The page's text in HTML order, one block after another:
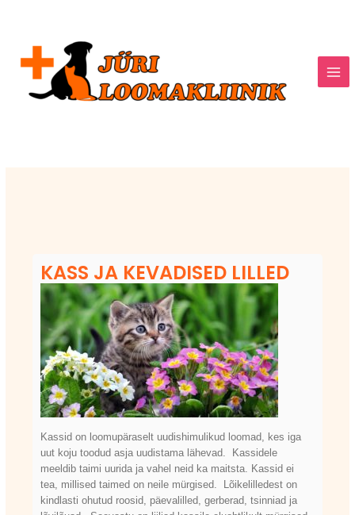
KASS JA KEVADISED LILLED
Kassid on loomupäraselt uudishimulikud loomad, kes iga
uut koju toodud asja uudistama lähevad. Kassidele
meeldib taimi uurida ja vahel neid ka maitsta. Kassid ei
tea, millised taimed on neile mürgised. Lõikelilledest on
kindlasti ohutud roosid, päevalilled, gerberad, tsinniad ja